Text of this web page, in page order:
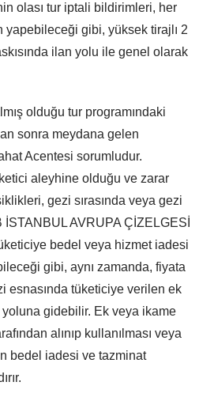
olası tur iptali bildirimleri, her
yapebileceği gibi, yüksek tirajlı 2
ilan yolu ile genel olarak
olduğu tur programındaki
sonra meydana gelen
Acentesi sorumludur.
aleyhine olduğu ve zarar
gezi sırasında veya gezi
AVRUPA ÇİZELGESİ
bedel veya hizmet iadesi
gibi, aynı zamanda, fiyata
esnasında tüketiciye verilen ek
gidebilir. Ek veya ikame
alınıp kullanılması veya
bedel iadesi ve tazminat